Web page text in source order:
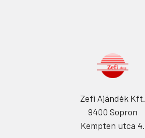
Zefi Ajándék Kft.
9400 Sopron
Kempten utca 4.